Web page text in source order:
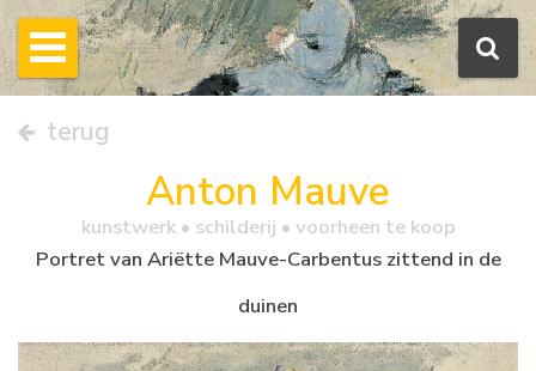
terug
Anton Mauve
kunstwerk • schilderij • voorheen te koop
Portret van Ariëtte Mauve-Carbentus zittend in de
duinen